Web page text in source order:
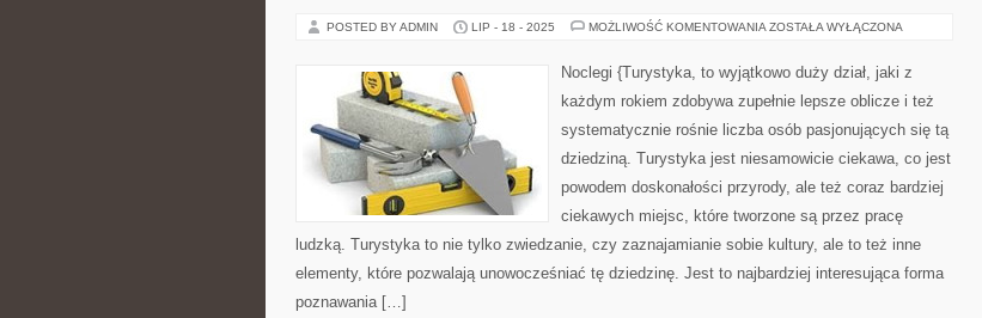
POSTED BY ADMIN LIP - 18 - 2025 MOŻLIWOŚĆ KOMENTOWANIA KOMFORTOWY
ZOSTAŁA WYŁĄCZONA
Noclegi {Turystyka, to wyjątkowo duży dział, jaki z
każdym rokiem zdobywa zupełnie lepsze oblicze i też
systematycznie rośnie liczba osób pasjonujących się tą
dziedziną. Turystyka jest niesamowicie ciekawa, co jest
powodem doskonałości przyrody, ale też coraz bardziej
ciekawych miejsc, które tworzone są przez pracę
ludzką. Turystyka to nie tylko zwiedzanie, czy zaznajamianie sobie kultury, ale to też inne
elementy, które pozwalają unowocześniać tę dziedzinę. Jest to najbardziej interesująca forma
poznawania […]